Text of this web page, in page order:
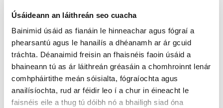
Úsáideann an láithreán seo cuacha
Bainimid úsáid as fianáin le hinneachar agus fógraí a
phearsantú agus le hanailís a dhéanamh ar ár gcuid
tráchta. Déanaimid freisin an fhaisnéis faoin úsáid a
bhaineann tú as ár láithreán gréasáin a chomhroinnt lenár
comhpháirtithe meán sóisialta, fógraíochta agus
anailísíochta, rud ar féidir leo í a chur in éineacht le
faisnéis eile a thug tú dóibh nó a bhailigh siad óna
a bhí ar taifead ag an institiúid chreidmheasa
duit.
Forléargas ar phróiseas SRT